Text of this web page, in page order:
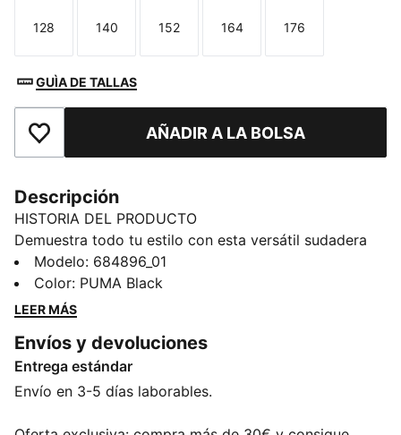
Talla
128
Talla
140
Talla
152
Talla
164
Talla
176
GUÌA DE TALLAS
Añade a favoritosAÑADIR A LA BOLSA
Descripción
HISTORIA DEL PRODUCTO
Demuestra todo tu estilo con esta versátil sudadera
con capucha. Con el logotipo n.º 1 de PUMA, una
capucha ajustable y un práctico bolsillo canguro, es
perfecta para tu estilo de vida activo. Envuélvete en el
CARACTERÍSTICAS + BENEFICIOS
Producto fabricado con al menos un 30 % de
materiales reciclados
Modelo: 684896_01
Color: PUMA Black
LEER MÁS
Envíos y devoluciones
Entrega estándar
Envío en 3-5 días laborables.